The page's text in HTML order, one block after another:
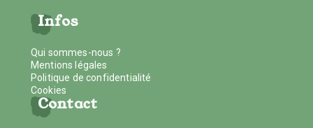
Infos
Qui sommes-nous ?
Mentions légales
Politique de confidentialité
Cookies
Contact